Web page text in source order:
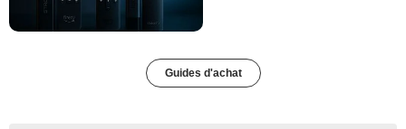
Guides d'achat